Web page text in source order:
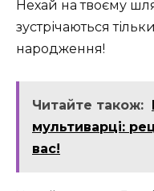
Нехай на твоєму
зустрічаються
народження!
Читайте також:
мультиварці:
вас!